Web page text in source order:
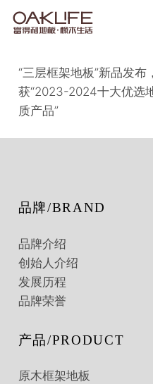
“三层框架地板”新品发
获“2023-2024十大优选
质产品”
品牌/BRAND
品牌介绍
创始人介绍
发展历程
品牌荣誉
产品/PRODUCT
原木框架地板